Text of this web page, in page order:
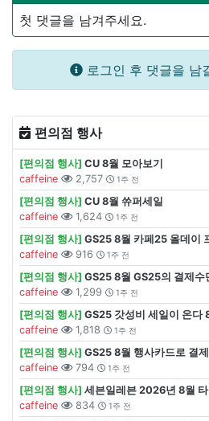
첫 댓글을 남겨주세요.
로그인 후 댓글을 남
편의점 행사
[편의점 행사] CU 8월 모아보기
caffeine
2,757 1주 전
[편의점 행사] CU 8월 쓔퍼세일
caffeine
1,624 1주 전
[편의점 행사] GS25 8월 카페25 올데이
caffeine
916 1주 전
[편의점 행사] GS25 8월 GS25의 결제수
caffeine
1,299 1주 전
[편의점 행사] GS25 갓성비 세일이 온다
caffeine
1,818 1주 전
[편의점 행사] GS25 8월 행사카드로 결
caffeine
794 1주 전
[편의점 행사] 세븐일레븐 2026년 8월
caffeine
834 1주 전